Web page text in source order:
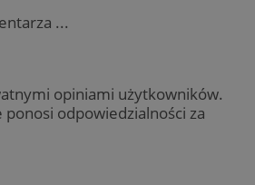
...
opiniami użytkowników.
odpowiedzialności za